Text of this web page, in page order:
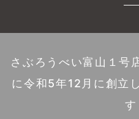
さぶろうべい富山１号
に令和5年12月に創立
す